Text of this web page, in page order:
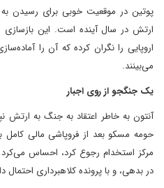
پوتین در موقعیت خوبی برای رسیدن
ارتش در سال آینده است. این
اروپایی را نگران کرده که آن را
می‌بینند.
یک جنگجو از روی اجبار
حومه مسکو بعد از فروپاشی مالی
مرکز استخدام رجوع کرد، احساس می‌کرد
در بدهی، و با پرونده کلاهبرداری احتمال